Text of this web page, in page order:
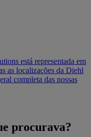
está representada em
as localizações da Diehl
completa das nossas
procurava?